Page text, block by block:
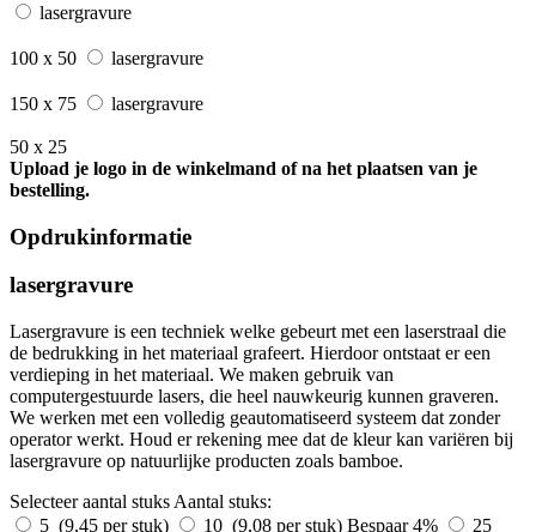
lasergravure
100 x 50 lasergravure
150 x 75 lasergravure
50 x 25
Upload je logo in de winkelmand of na het plaatsen van je
bestelling.
Opdrukinformatie
lasergravure
Lasergravure is een techniek welke gebeurt met een laserstraal die
de bedrukking in het materiaal grafeert. Hierdoor ontstaat er een
verdieping in het materiaal. We maken gebruik van
computergestuurde lasers, die heel nauwkeurig kunnen graveren.
We werken met een volledig geautomatiseerd systeem dat zonder
operator werkt. Houd er rekening mee dat de kleur kan variëren bij
lasergravure op natuurlijke producten zoals bamboe.
Selecteer aantal stuks Aantal stuks:
5 (9,45 per stuk)
10 (9,08 per stuk) Bespaar 4%
25